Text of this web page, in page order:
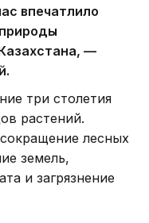
впечатлило
—
три столетия
растений.
лесных
земель,
и загрязнение